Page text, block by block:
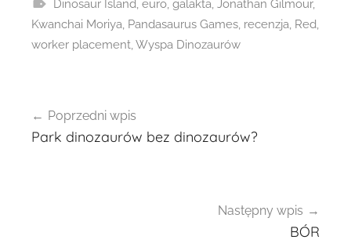
Dinosaur Island, euro, galakta, Jonathan Gilmour,
Kwanchai Moriya, Pandasaurus Games, recenzja, Red,
worker placement,Wyspa Dinozaurów
wpisu
Poprzedni wpis
Park dinozaurów bez dinozaurów?
Następny wpis
BÓR